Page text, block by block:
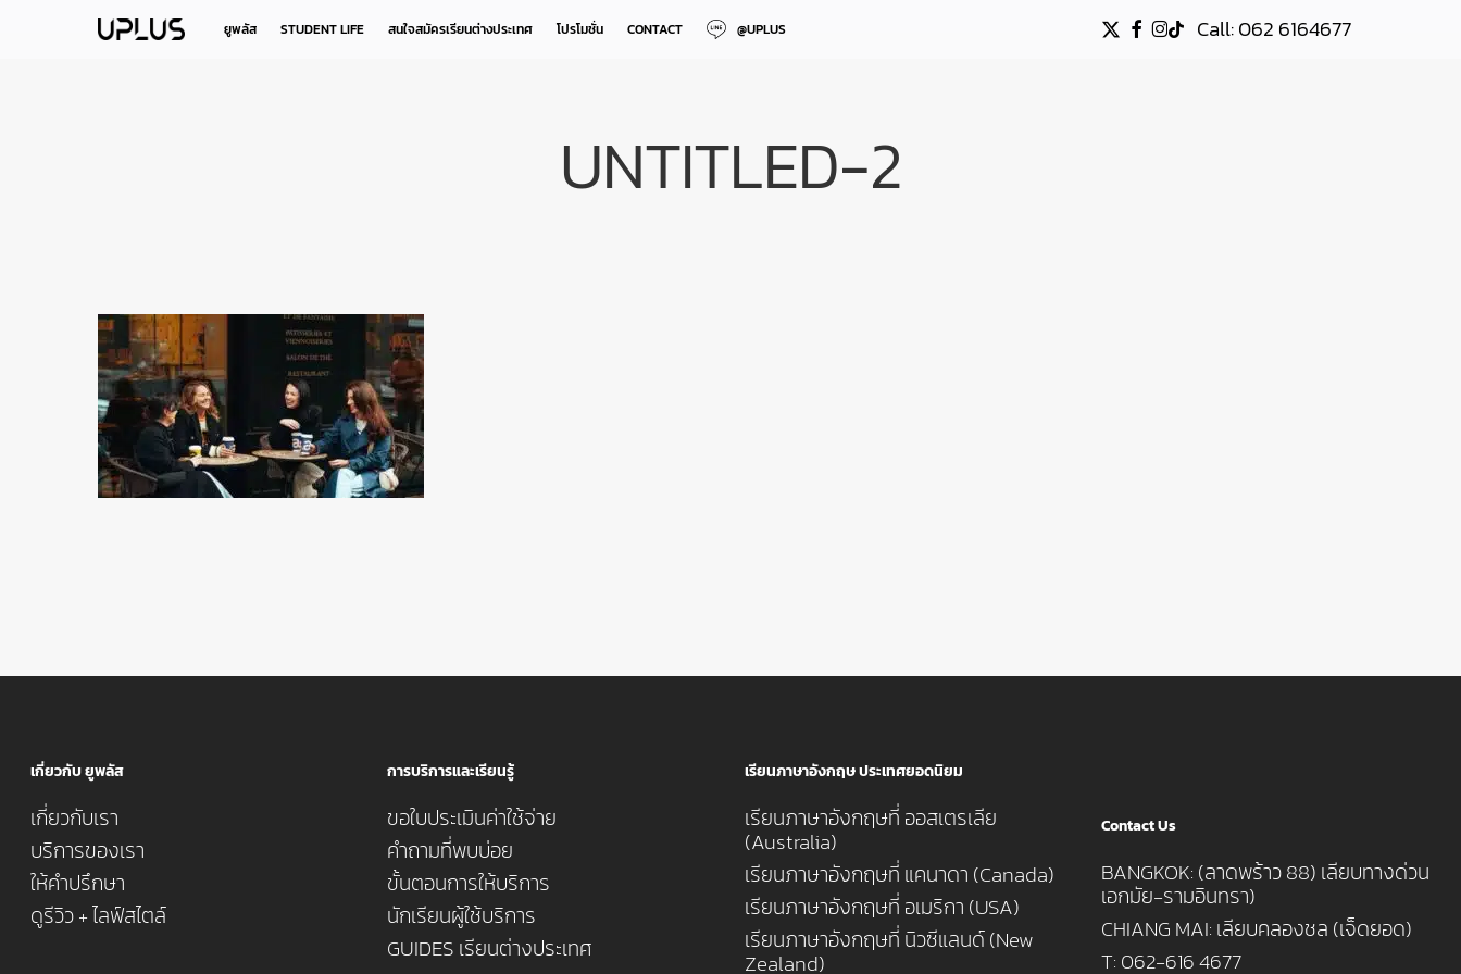
ยูพลัส STUDENT LIFE สนใจสมัครเรียนต่างประเทศ โปรโมชั่น CONTACT @UPLUS Call: 062 6164677
X-
TWITTER
FACEBOOK
INSTAGRAM
TIKTOK
UNTITLED-2
เกี่ยวกับ ยูพลัส
เกี่ยวกับเรา
บริการของเรา
ให้คำปรึกษา
ดูรีวิว + ไลฟ์สไตล์
การบริการและเรียนรู้
ขอใบประเมินค่าใช้จ่าย
คำถามที่พบบ่อย
ขั้นตอนการให้บริการ
นักเรียนผู้ใช้บริการ
GUIDES เรียนต่างประเทศ
เรียนภาษาอังกฤษ ประเทศยอดนิยม
เรียนภาษาอังกฤษที่ ออสเตรเลีย
(Australia)
เรียนภาษาอังกฤษที่ แคนาดา (Canada)
เรียนภาษาอังกฤษที่ อเมริกา (USA)
เรียนภาษาอังกฤษที่ นิวซีแลนด์ (New
Zealand)
Contact Us
BANGKOK: (ลาดพร้าว 88) เลียบทางด่วน
เอกมัย-รามอินทรา)
CHIANG MAI: เลียบคลองชล (เจ็ดยอด)
T: 062-616 4677